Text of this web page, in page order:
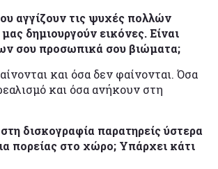
αγγίζουν τις ψυχές πολλών
δημιουργούν εικόνες. Είναι
σου προσωπικά σου βιώματα;
και όσα δεν φαίνονται. Όσα
και όσα ανήκουν στη
δισκογραφία παρατηρείς ύστερα
πορείας στο χώρο; Υπάρχει κάτι